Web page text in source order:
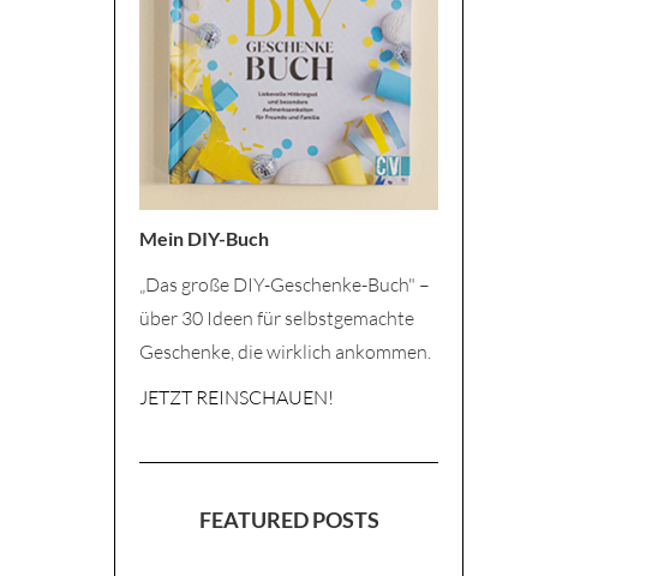
Mein DIY-Buch
„Das große DIY-Geschenke-Buch" –
über 30 Ideen für selbstgemachte
Geschenke, die wirklich ankommen.
JETZT REINSCHAUEN!
FEATURED POSTS